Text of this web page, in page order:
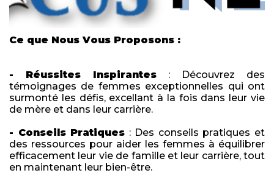
Ce que Nous Vous Proposons :
- Réussites Inspirantes : Découvrez des
témoignages de femmes exceptionnelles qui ont
surmonté les défis, excellant à la fois dans leur vie
de mère et dans leur carrière.
- Conseils Pratiques : Des conseils pratiques et
des ressources pour aider les femmes à équilibrer
efficacement leur vie de famille et leur carrière, tout
en maintenant leur bien-être.